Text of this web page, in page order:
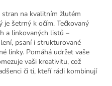
na kvalitním žlutém
je šetrný k očím. Tečkovaný
a linkovaných listů –
psaní i strukturované
linky. Pomáhá udržet vaše
vaši kreativitu, což
či ti, kteří rádi kombinují